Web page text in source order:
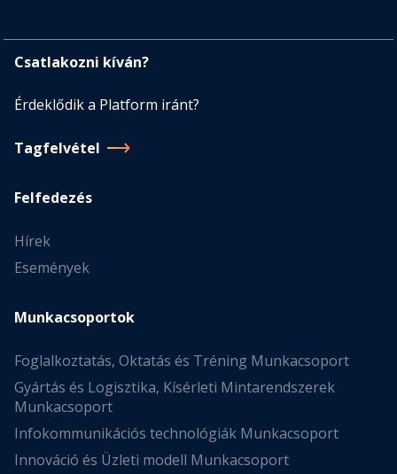
Csatlakozni kíván?
Érdeklődik a Platform iránt?
Tagfelvétel
Felfedezés
Hírek
Események
Munkacsoportok
Foglalkoztatás, Oktatás és Tréning Munkacsoport
Gyártás és Logisztika, Kísérleti Mintarendszerek
Munkacsoport
Infokommunikációs technológiák Munkacsoport
Innováció és Üzleti modell Munkacsoport